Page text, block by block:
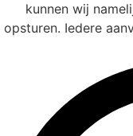
kunnen wij
opsturen. Iedere